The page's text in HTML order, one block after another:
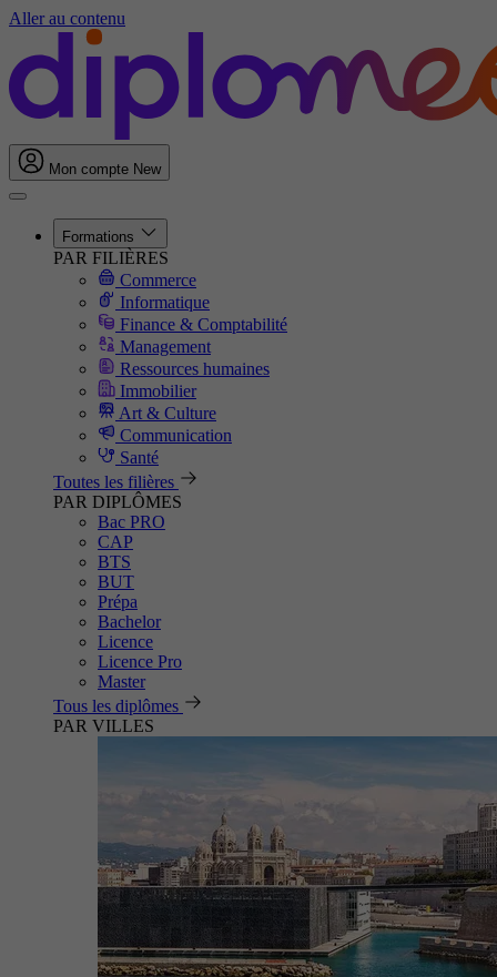
Aller au contenu
Mon compte New
Formations
PAR FILIÈRES
Commerce
Informatique
Finance & Comptabilité
Management
Ressources humaines
Immobilier
Art & Culture
Communication
Santé
Toutes les filières
PAR DIPLÔMES
Bac PRO
CAP
BTS
BUT
Prépa
Bachelor
Licence
Licence Pro
Master
Tous les diplômes
PAR VILLES